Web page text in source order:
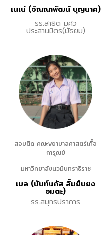
เนเน่ (จิณณาพัฒน์ บุญนาค)
รร.สาธิต มศว
ประสานมิตร(มัธยม)
สอบติด คณะพยาบาลศาสตร์เกื้อ
การุณย์
มหาวิทยาลัยนวมินทราธิราช
เบล (นันท์นภัส ลิ้มยืนยง
อมตะ)
รร.สมุทรปราการ